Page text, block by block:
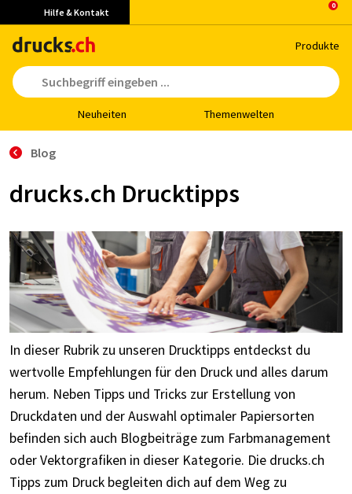
Hilfe & Kontakt
Pro­duk­te
Neu­hei­ten The­men­wel­ten
Blog
drucks.ch Drucktipps
In dieser Rubrik zu unseren Drucktipps entdeckst du
wertvolle Empfehlungen für den Druck und alles darum
herum. Neben Tipps und Tricks zur Erstellung von
Druckdaten und der Auswahl optimaler Papiersorten
befinden sich auch Blogbeiträge zum Farbmanagement
oder Vektorgrafiken in dieser Kategorie. Die drucks.ch
Tipps zum Druck begleiten dich auf dem Weg zu